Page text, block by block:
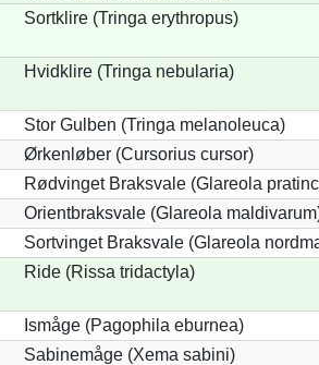
Sortklire (Tringa erythropus)
Hvidklire (Tringa nebularia)
Stor Gulben (Tringa melanoleuca)
Ørkenløber (Cursorius cursor)
Rødvinget Braksvale (Glareola
Orientbraksvale (Glareola
Sortvinget Braksvale (Glareola
Ride (Rissa tridactyla)
Ismåge (Pagophila eburnea)
Sabinemåge (Xema sabini)